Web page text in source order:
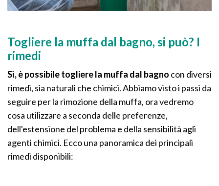
Togliere la muffa dal bagno, si può? I
rimedi
Sì, è possibile togliere la muffa dal bagno con diversi
rimedi, sia naturali che chimici. Abbiamo visto i passi da
seguire per la rimozione della muffa, ora vedremo
cosa utilizzare a seconda delle preferenze,
dell'estensione del problema e della sensibilità agli
agenti chimici. Ecco una panoramica dei principali
rimedi disponibili: